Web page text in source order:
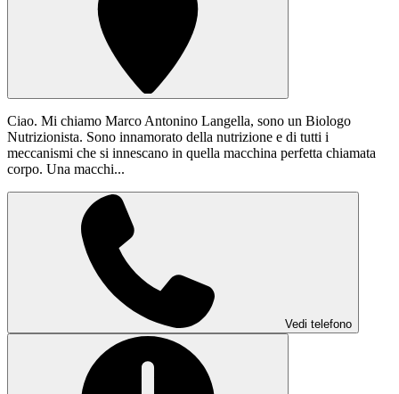
Ciao. Mi chiamo Marco Antonino Langella, sono un Biologo
Nutrizionista. Sono innamorato della nutrizione e di tutti i
meccanismi che si innescano in quella macchina perfetta chiamata
corpo. Una macchi...
Vedi telefono